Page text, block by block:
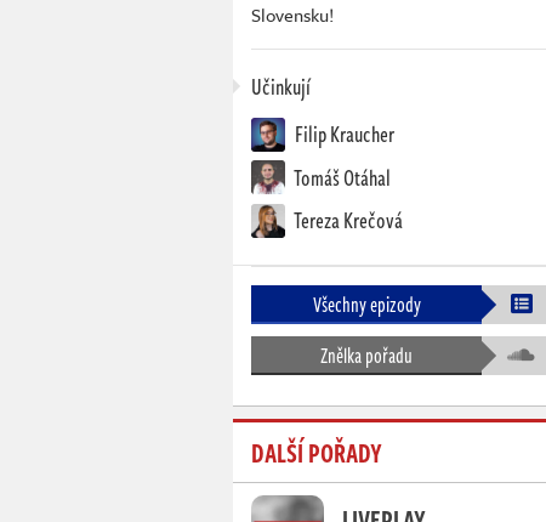
Slovensku!
Učinkují
Filip Kraucher
Tomáš Otáhal
Tereza Krečová
Všechny epizody
Znělka pořadu
DALŠÍ POŘADY